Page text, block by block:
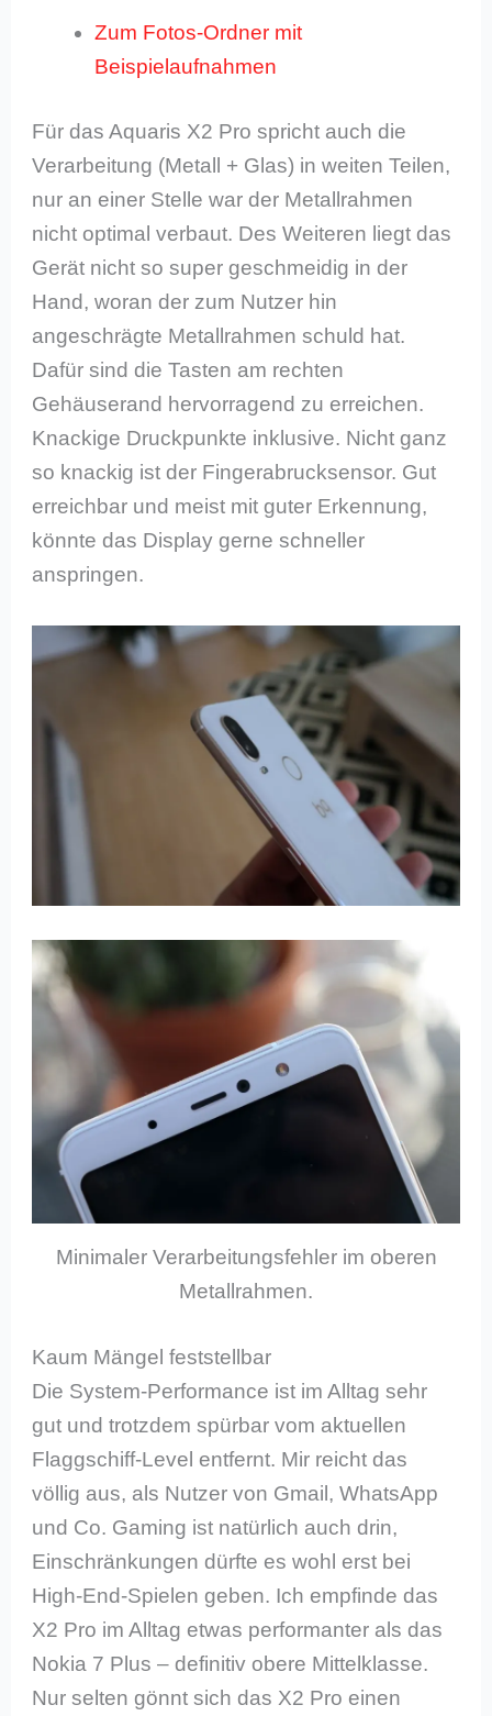
Zum Fotos-Ordner mit
Beispielaufnahmen
Für das Aquaris X2 Pro spricht auch die
Verarbeitung (Metall + Glas) in weiten Teilen,
nur an einer Stelle war der Metallrahmen
nicht optimal verbaut. Des Weiteren liegt das
Gerät nicht so super geschmeidig in der
Hand, woran der zum Nutzer hin
angeschrägte Metallrahmen schuld hat.
Dafür sind die Tasten am rechten
Gehäuserand hervorragend zu erreichen.
Knackige Druckpunkte inklusive. Nicht ganz
so knackig ist der Fingerabrucksensor. Gut
erreichbar und meist mit guter Erkennung,
könnte das Display gerne schneller
anspringen.
Minimaler Verarbeitungsfehler im oberen
Metallrahmen.
Kaum Mängel feststellbar
Die System-Performance ist im Alltag sehr
gut und trotzdem spürbar vom aktuellen
Flaggschiff-Level entfernt. Mir reicht das
völlig aus, als Nutzer von Gmail, WhatsApp
und Co. Gaming ist natürlich auch drin,
Einschränkungen dürfte es wohl erst bei
High-End-Spielen geben. Ich empfinde das
X2 Pro im Alltag etwas performanter als das
Nokia 7 Plus – definitiv obere Mittelklasse.
Nur selten gönnt sich das X2 Pro einen